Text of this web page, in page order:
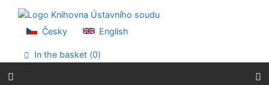
Go to menu
Accessibility declaration
Česky English
In the basket (0)